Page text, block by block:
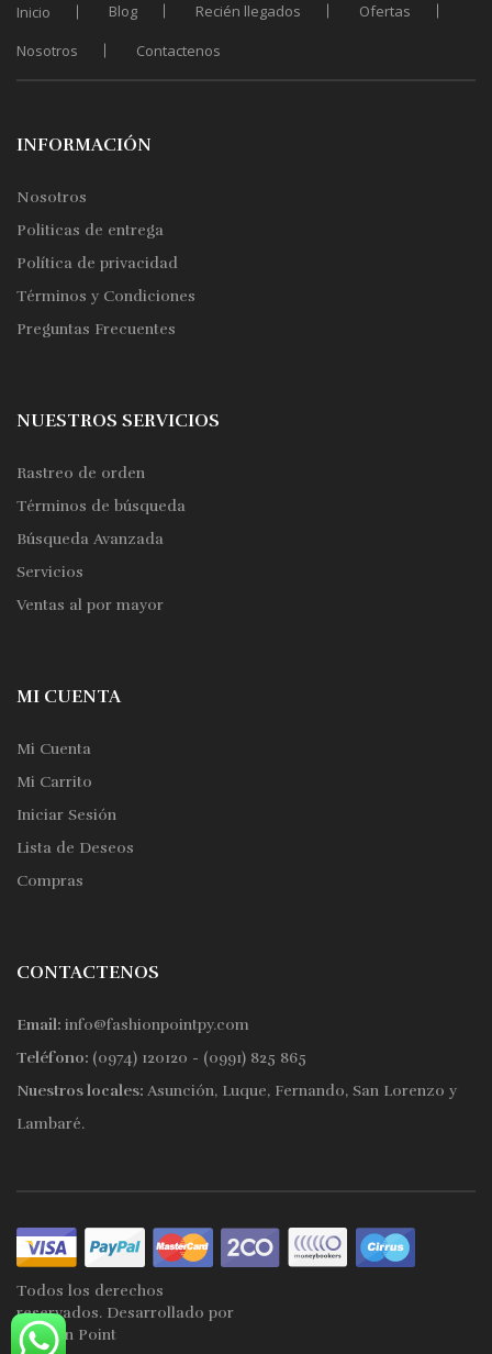
Inicio Blog Recién llegados
Ofertas
Nosotros
Contactenos
INFORMACIÓN
Nosotros
Politicas de entrega
Política de privacidad
Términos y Condiciones
Preguntas Frecuentes
NUESTROS SERVICIOS
Rastreo de orden
Términos de búsqueda
Búsqueda Avanzada
Servicios
Ventas al por mayor
MI CUENTA
Mi Cuenta
Mi Carrito
Iniciar Sesión
Lista de Deseos
Compras
CONTACTENOS
Email: info@fashionpointpy.com
Teléfono: (0974) 120120 - (0991) 825 865
Nuestros locales: Asunción, Luque, Fernando, San Lorenzo y
Lambaré.
Todos los derechos
reservados. Desarrollado por
Fashion Point